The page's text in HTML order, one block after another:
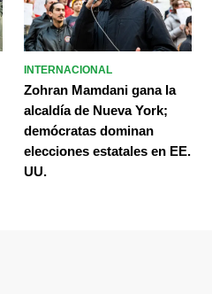
INTERNACIONAL
Zohran Mamdani gana la
alcaldía de Nueva York;
demócratas dominan
elecciones estatales en EE.
UU.